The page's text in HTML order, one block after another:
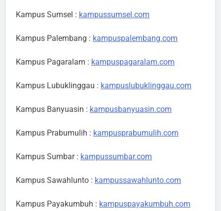
Kampus Sumsel : kampussumsel.com
Kampus Palembang : kampuspalembang.com
Kampus Pagaralam : kampuspagaralam.com
Kampus Lubuklinggau : kampuslubuklinggau.com
Kampus Banyuasin : kampusbanyuasin.com
Kampus Prabumulih : kampusprabumulih.com
Kampus Sumbar : kampussumbar.com
Kampus Sawahlunto : kampussawahlunto.com
Kampus Payakumbuh : kampuspayakumbuh.com